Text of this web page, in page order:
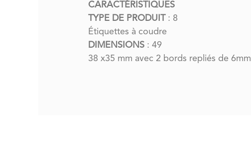
CARACTÉRISTIQUES
TYPE DE PRODUIT
: 8
Étiquettes à coudre
DIMENSIONS : 49
38 x35 mm avec 2 bords repliés de 6mm